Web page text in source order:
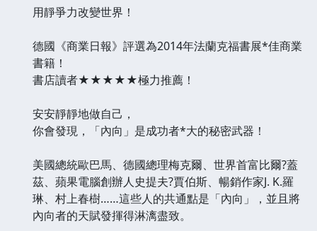
用靜爭力改變世界！
德國《商業日報》評選為2014年法蘭克福書展*佳商業
書籍！
書店讀者★★★★★極力推薦！
安安靜靜地做自己，
你會發現，「內向」是成功者*大的秘密武器！
美國總統歐巴馬、德國總理梅克爾、世界首富比爾?蓋
茲、蘋果電腦創辦人史提夫?賈伯斯、暢銷作家J. K.羅
琳、村上春樹……這些人的共通點是「內向」，並且將
內向者的天賦發揮得淋漓盡致。